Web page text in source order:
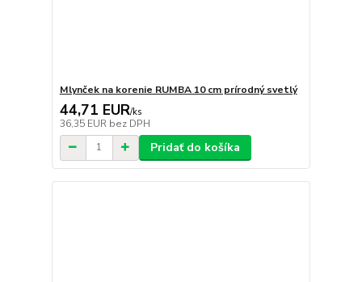
Mlynček na korenie RUMBA 10 cm prírodný svetlý
44,71 EUR/ks
36,35 EUR bez DPH
Pridať do košíka